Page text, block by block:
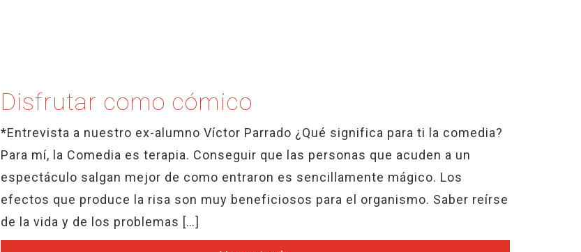
Disfrutar como cómico
*Entrevista a nuestro ex-alumno Víctor Parrado ¿Qué significa para ti la comedia?
Para mí, la Comedia es terapia. Conseguir que las personas que acuden a un
espectáculo salgan mejor de como entraron es sencillamente mágico. Los
efectos que produce la risa son muy beneficiosos para el organismo. Saber reírse
de la vida y de los problemas […]